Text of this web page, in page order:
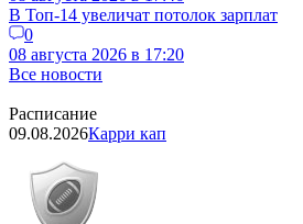
В Топ-14 увеличат потолок зарплат
0
08 августа 2026 в 17:20
Все новости
Расписание
09.08.2026Карри кап